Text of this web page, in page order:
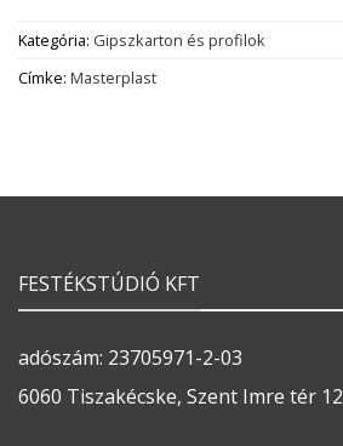
Kategória: Gipszkarton és profilok
Címke: Masterplast
FESTÉKSTÚDIÓ KFT
adószám: 23705971-2-03
6060 Tiszakécske, Szent Imre tér 12